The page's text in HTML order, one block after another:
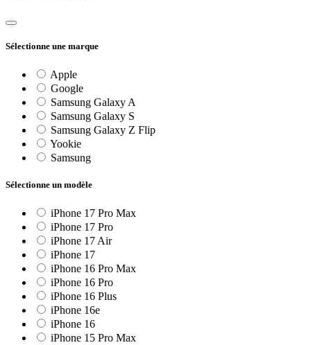
Sélectionne une marque
Apple
Google
Samsung Galaxy A
Samsung Galaxy S
Samsung Galaxy Z Flip
Yookie
Samsung
Sélectionne un modèle
iPhone 17 Pro Max
iPhone 17 Pro
iPhone 17 Air
iPhone 17
iPhone 16 Pro Max
iPhone 16 Pro
iPhone 16 Plus
iPhone 16e
iPhone 16
iPhone 15 Pro Max